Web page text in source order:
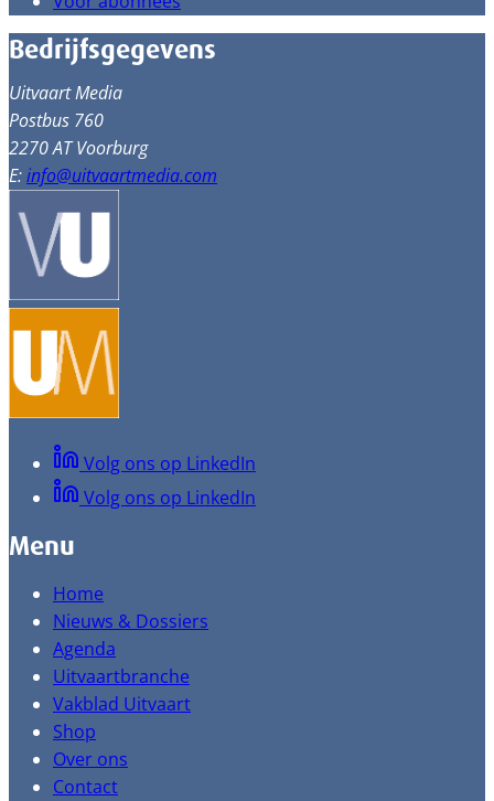
Bedrijfsgegevens
Uitvaart Media
Postbus 760
2270 AT Voorburg
E:info@uitvaartmedia.com
Volg ons op LinkedIn
Volg ons op LinkedIn
Menu
Home
Nieuws & Dossiers
Agenda
Uitvaartbranche
Vakblad Uitvaart
Shop
Over ons
Contact